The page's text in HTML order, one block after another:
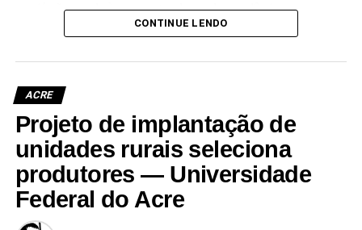
que já não atende às crescentes demandas acadêmicas e
administrativas da universidade.
Leia Mais: UFAC
CONTINUE LENDO
ACRE
Projeto de implantação de
unidades rurais seleciona
produtores — Universidade
Federal do Acre